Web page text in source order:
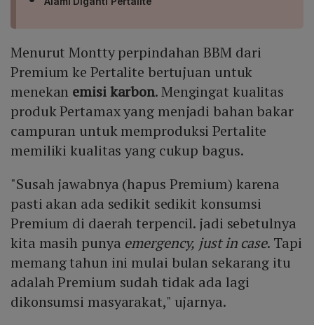
Menurut Montty perpindahan BBM dari
Premium ke Pertalite bertujuan untuk
menekan emisi karbon. Mengingat kualitas
produk Pertamax yang menjadi bahan bakar
campuran untuk memproduksi Pertalite
memiliki kualitas yang cukup bagus.
"Susah jawabnya (hapus Premium) karena
pasti akan ada sedikit sedikit konsumsi
Premium di daerah terpencil. jadi sebetulnya
kita masih punya emergency, just in case. Tapi
memang tahun ini mulai bulan sekarang itu
adalah Premium sudah tidak ada lagi
dikonsumsi masyarakat," ujarnya.